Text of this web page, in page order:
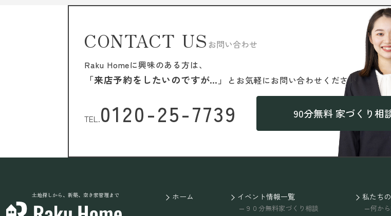
CONTACT US お問い合わせ
Raku Homeに興味のある方は、
「来店予約をしたいのですが…」 と お気軽にお問い合わせください。
TEL.0120-25-7739 90分無料 家づくり相
土地探しから、新築、空き家管理まで ホーム イベント情報一覧
９０分無料家づくり相談
私たち
何か